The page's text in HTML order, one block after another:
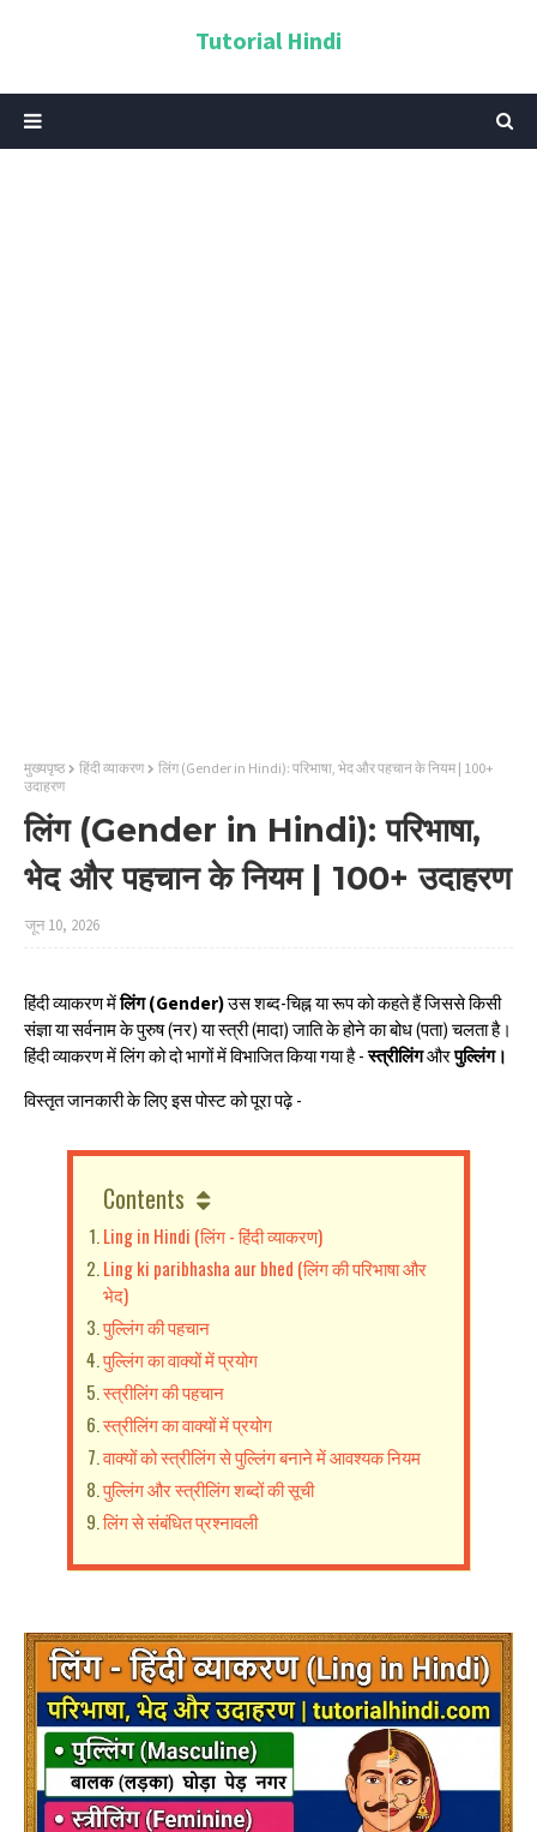
Tutorial Hindi
मुख्यपृष्ठ हिंदी व्‍याकरण
लिंग (Gender in Hindi): परिभाषा, भेद और पहचान के नियम | 100+
उदाहरण
लिंग (Gender in Hindi): परिभाषा,
भेद और पहचान के नियम | 100+ उदाहरण
जून 10, 2026
हिंदी व्याकरण मेंलिंग (Gender)उस शब्द-चिह्न या रूप को कहते हैं जिससे किसी
संज्ञा या सर्वनाम के पुरुष (नर) या स्त्री (मादा) जाति के होने का बोध (पता) चलता है।
हिंदी व्‍याकरण में लिंग को दो भागों में विभाजित किया गया है -स्‍त्रीलिंगऔरपुल्लिंग।
विस्‍तृत जानकारी के लिए इस पोस्‍ट को पूरा पढ़े -
Contents
Ling in Hindi (लिंग - हिंदी व्याकरण)
Ling ki paribhasha aur bhed (लिंग की परिभाषा और
भेद)
पुल्लिंग की पहचान
पुल्लिंग का वाक्‍यों में प्रयोग
स्त्रीलिंग की पहचान
स्त्रीलिंग का वाक्‍यों में प्रयोग
वाक्यों को स्त्रीलिंग से पुल्लिंग बनाने में आवश्यक नियम
पुल्लिंग और स्त्रीलिंग शब्दों की सूची
लिंग से संबंधित प्रश्नावली